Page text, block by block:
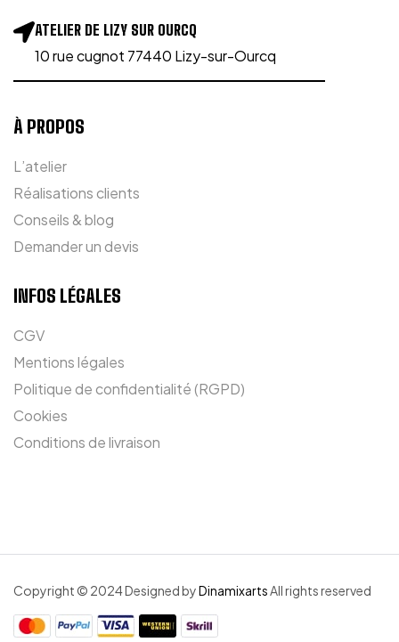
ATELIER DE LIZY SUR OURCQ
10 rue cugnot 77440 Lizy-sur-Ourcq
À PROPOS
L’atelier
Réalisations clients
Conseils & blog
Demander un devis
INFOS LÉGALES
CGV
Mentions légales
Politique de confidentialité (RGPD)
Cookies
Conditions de livraison
Copyright © 2024 Designed byDinamixartsAll rights reserved